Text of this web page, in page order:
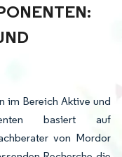
im Bereich Aktive und
basiert auf
von Mordor